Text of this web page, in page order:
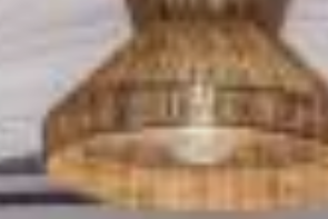
CASAS DE PESCADORES
CONTACTO